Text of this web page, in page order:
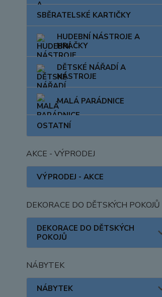
SBĚRATELSKÉ KARTIČKY
HUDEBNÍ NÁSTROJE A
HRAČKY
DĚTSKÉ NÁŘADÍ A
NÁSTROJE
MALÁ PARÁDNICE
OSTATNÍ
AKCE - VÝPRODEJ
VÝPRODEJ - AKCE
DEKORACE DO DĚTSKÝCH POKOJŮ
DEKORACE DO DĚTSKÝCH
POKOJŮ
NÁBYTEK
NÁBYTEK